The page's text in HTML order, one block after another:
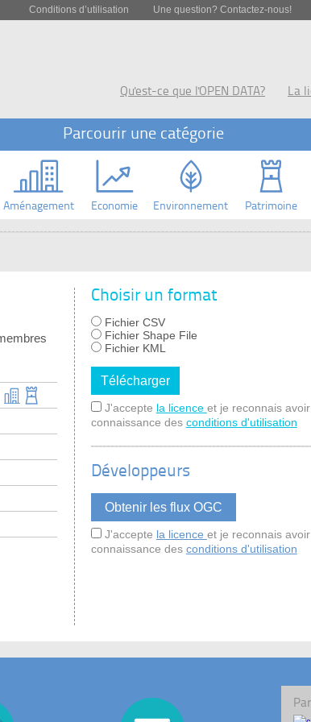
Conditions d’utilisation Une question? Contactez-nous!
Qu'est-ce que l'OPEN DATA? La
Parcourir une catégorie
Aménagement Economie Environnement Patrimoine
Choisir un format
Fichier CSV
Fichier Shape File
Fichier KML
J'accepte la licence et je reconnais
connaissance des conditions d'utilisation
Développeurs
J'accepte la licence et je reconnais
connaissance des conditions d'utilisation